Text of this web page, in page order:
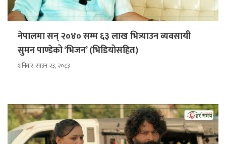
नेपालमा सन् २०४० सम्म ६३ लाख भित्र्याउन व्यवसायी
सुमन पाण्डेको ‘भिजन’ (भिडियोसहित)
शनिबार, साउन २३, २०८३